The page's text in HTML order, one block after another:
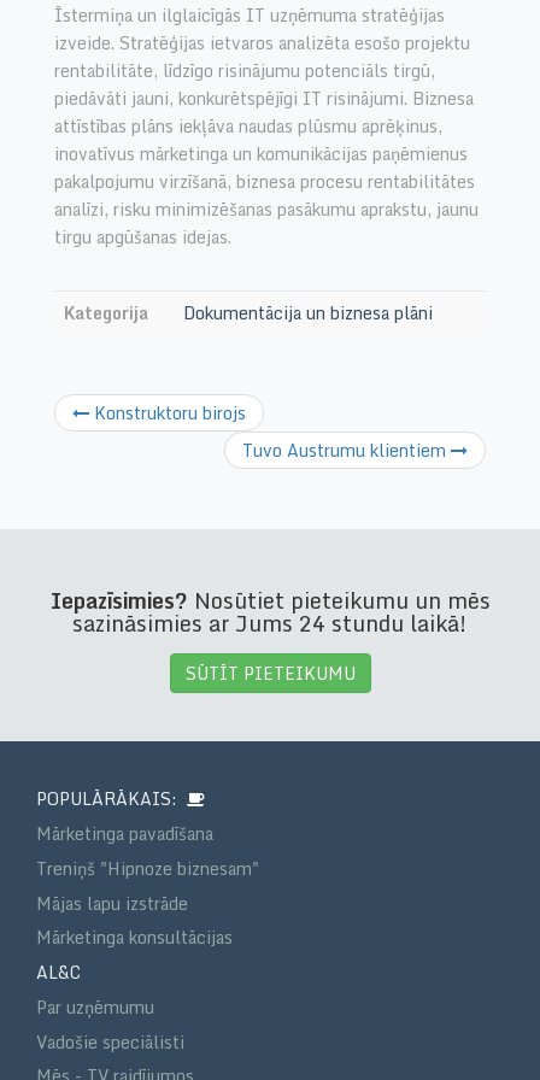
Īstermiņa un ilglaicīgās IT uzņēmuma stratēģijas
izveide. Stratēģijas ietvaros analizēta esošo projektu
rentabilitāte, līdzīgo risinājumu potenciāls tirgū,
piedāvāti jauni, konkurētspējīgi IT risinājumi. Biznesa
attīstības plāns iekļāva naudas plūsmu aprēķinus,
inovatīvus mārketinga un komunikācijas paņēmienus
pakalpojumu virzīšanā, biznesa procesu rentabilitātes
analīzi, risku minimizēšanas pasākumu aprakstu, jaunu
tirgu apgūšanas idejas.
Kategorija Dokumentācija un biznesa plāni
Konstruktoru birojs
Tuvo Austrumu klientiem
Iepazīsimies? Nosūtiet pieteikumu un mēs
sazināsimies ar Jums 24 stundu laikā!
SŪTĪT PIETEIKUMU
POPULĀRĀKAIS:
Mārketinga pavadīšana
Treniņš "Hipnoze biznesam"
Mājas lapu izstrāde
Mārketinga konsultācijas
AL&C
Par uzņēmumu
Vadošie speciālisti